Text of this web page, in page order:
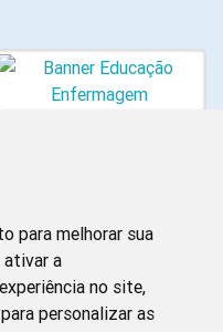
para melhorar sua
ativar a
no site,
personalizar as
Newsletter da